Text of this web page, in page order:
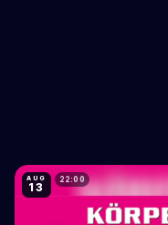
AUG
13
22:00